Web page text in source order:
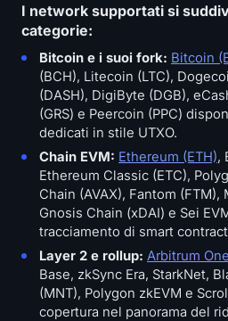
I network supportati si
categorie:
Bitcoin e i suoi fork: Bitcoin
(BCH), Litecoin (LTC),
(DASH), DigiByte (DGB),
(GRS) e Peercoin (PPC)
dedicati in stile UTXO.
Chain EVM: Ethereum (ETH),
Ethereum Classic (ETC),
Chain (AVAX), Fantom (FTM),
Gnosis Chain (xDAI) e Sei
tracciamento di smart
Layer 2 e rollup: Arbitrum
Base, zkSync Era, StarkNet,
(MNT), Polygon zkEVM e
copertura nel panorama del